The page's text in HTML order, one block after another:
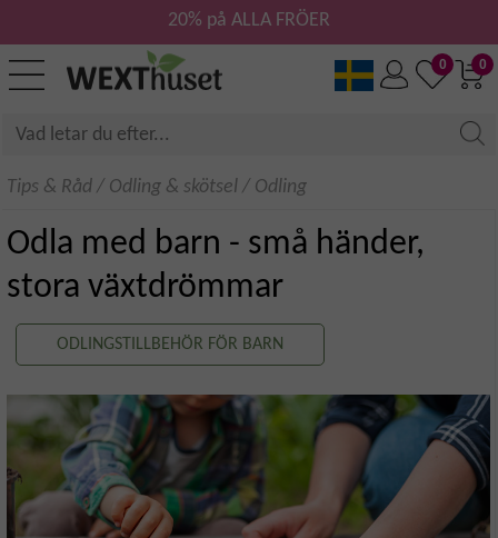
0
0
20% på ALLA FRÖER
Tips & Råd / Odling & skötsel / Odling
Odla med barn - små händer,
stora växtdrömmar
ODLINGSTILLBEHÖR FÖR BARN